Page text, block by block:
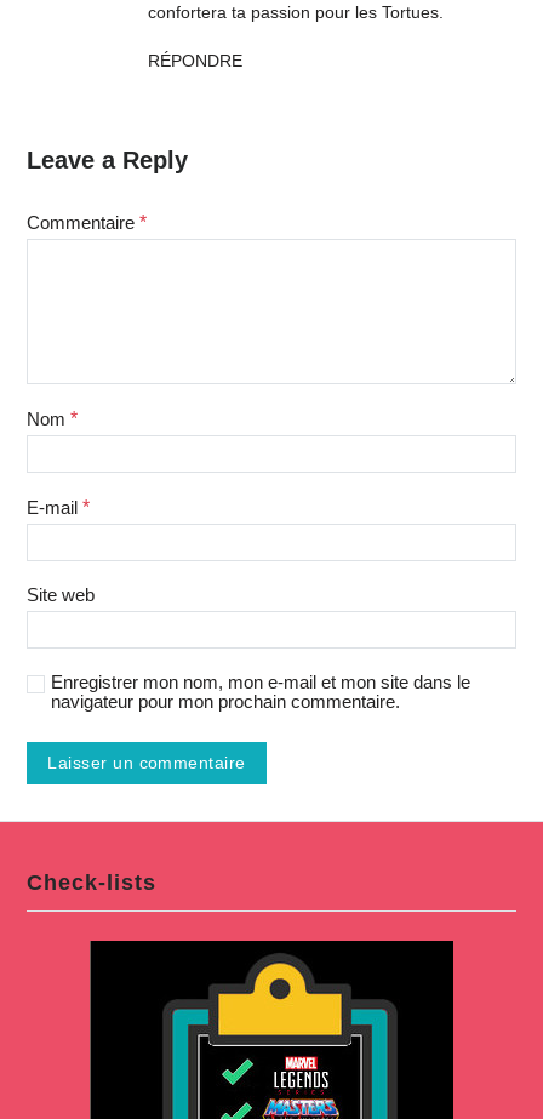
confortera ta passion pour les Tortues.
RÉPONDRE
Leave a Reply
Commentaire *
Nom *
E-mail *
Site web
Enregistrer mon nom, mon e-mail et mon site dans le
navigateur pour mon prochain commentaire.
Check-lists